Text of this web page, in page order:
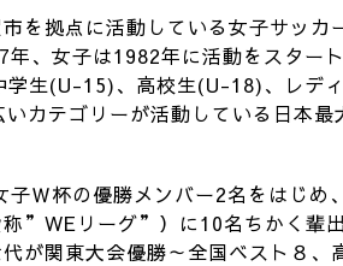
を拠点に活動している女子サッカ
、女子は1982年に活動をスタート
生(U-15)、高校生(U-18)、レデ
カテゴリーが活動している日本
子Ｗ杯の優勝メンバー2名をはじめ
”WEリーグ”）に10名ちかく輩出
が関東大会優勝～全国ベスト８、